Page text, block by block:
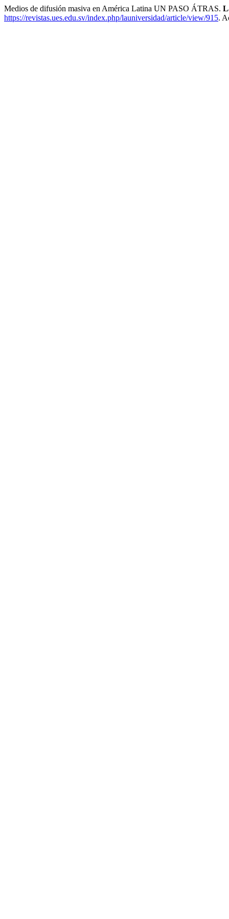
Medios de difusión masiva en América Latina UN PASO ÁTRAS.
https://revistas.ues.edu.sv/index.php/launiversidad/article/view/915.